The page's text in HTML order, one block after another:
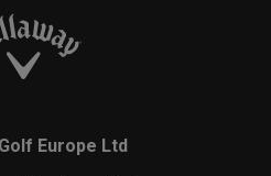
Europe Ltd